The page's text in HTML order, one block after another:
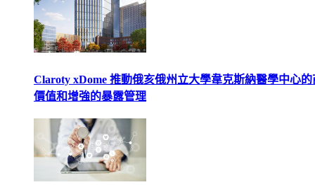
Claroty xDome 推動俄亥俄州立大學韋克斯納醫學中心的
價值和增強的暴露管理